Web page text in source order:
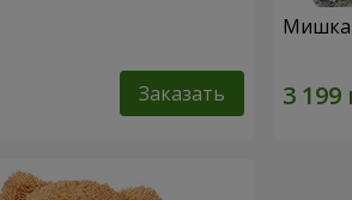
Заказать
Мишка